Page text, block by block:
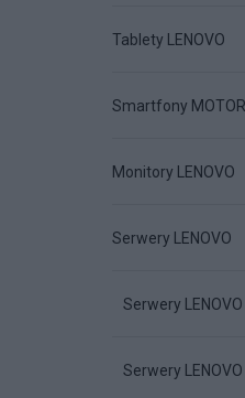
Tablety LENOVO
Smartfony
Monitory LENOVO
Serwery LENOVO
Serwery
Serwery